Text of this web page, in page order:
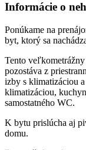
Informácie o
Ponúkame na
byt, ktorý sa
Tento
pozostáva z
izby s klimatizáciou
klimatizáciou,
samostatného WC.
K bytu prislúcha aj
domu.